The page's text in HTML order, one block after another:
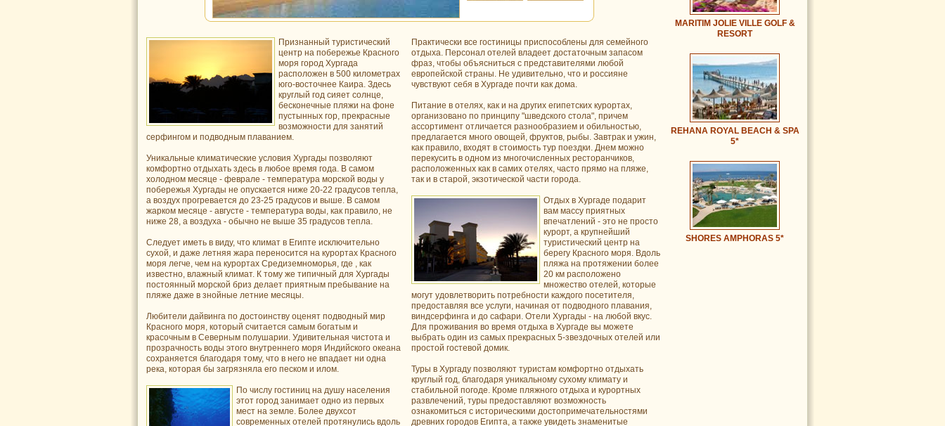
Признанный туристический
центр на побережье Красного
моря город Хургада
расположен в 500 километрах
юго-восточнее Каира. Здесь
круглый год сияет солнце,
бесконечные пляжи на фоне
пустынных гор, прекрасные
возможности для занятий
серфингом и подводным плаванием.
Уникальные климатические условия Хургады позволяют
комфортно отдыхать здесь в любое время года. В самом
холодном месяце - феврале - температура морской воды у
побережья Хургады не опускается ниже 20-22 градусов тепла,
а воздух прогревается до 23-25 градусов и выше. В самом
жарком месяце - августе - температура воды, как правило, не
ниже 28, а воздуха - обычно не выше 35 градусов тепла.
Следует иметь в виду, что климат в Египте исключительно
сухой, и даже летняя жара переносится на курортах Красного
моря легче, чем на курортах Средиземноморья, где , как
известно, влажный климат. К тому же типичный для Хургады
постоянный морской бриз делает приятным пребывание на
пляже даже в знойные летние месяцы.
Любители дайвинга по достоинству оценят подводный мир
Красного моря, который считается самым богатым и
красочным в Северным полушарии. Удивительная чистота и
прозрачность воды этого внутреннего моря Индийского океана
сохраняется благодаря тому, что в него не впадает ни одна
река, которая бы загрязняла его песком и илом.
По числу гостиниц на душу населения
этот город занимает одно из первых
мест на земле. Более двухсот
современных отелей протянулись вдоль
Практически все гостиницы приспособлены для семейного
отдыха. Персонал отелей владеет достаточным запасом
фраз, чтобы объясниться с представителями любой
европейской страны. Не удивительно, что и россияне
чувствуют себя в Хургаде почти как дома.
Питание в отелях, как и на других египетских курортах,
организовано по принципу "шведского стола", причем
ассортимент отличается разнообразием и обильностью,
предлагается много овощей, фруктов, рыбы. Завтрак и ужин,
как правило, входят в стоимость тур поездки. Днем можно
перекусить в одном из многочисленных ресторанчиков,
расположенных как в самих отелях, часто прямо на пляже,
так и в старой, экзотической части города.
Отдых в Хургаде подарит
вам массу приятных
впечатлений - это не просто
курорт, а крупнейший
туристический центр на
берегу Красного моря. Вдоль
пляжа на протяжении более
20 км расположено
множество отелей, которые
могут удовлетворить потребности каждого посетителя,
предоставляя все услуги, начиная от подводного плавания,
виндсерфинга и до сафари. Отели Хургады - на любой вкус.
Для проживания во время отдыха в Хургаде вы можете
выбрать один из самых прекрасных 5-звездочных отелей или
простой гостевой домик.
Туры в Хургаду позволяют туристам комфортно отдыхать
круглый год, благодаря уникальному сухому климату и
стабильной погоде. Кроме пляжного отдыха и курортных
развлечений, туры предоставляют возможность
ознакомиться с историческими достопримечательностями
древних городов Египта, а также увидеть знаменитые
MARITIM JOLIE VILLE GOLF &
RESORT
REHANA ROYAL BEACH & SPA
5*
SHORES AMPHORAS 5*